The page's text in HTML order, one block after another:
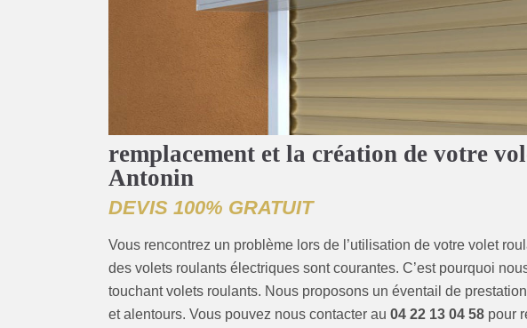
remplacement et la création de votre
Antonin
DEVIS 100% GRATUIT
Vous rencontrez un problème lors de l’utilisation de votre volet
des volets roulants électriques sont courantes. C’est pourquoi
touchant volets roulants. Nous proposons un éventail de
et alentours. Vous pouvez nous contacter au 04 22 13 04 58 pour